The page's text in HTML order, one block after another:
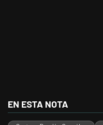
EN ESTA NOTA